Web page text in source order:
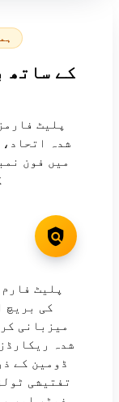
شدہ
میں فون
شدہ
ڈومین کے
تفتیشی